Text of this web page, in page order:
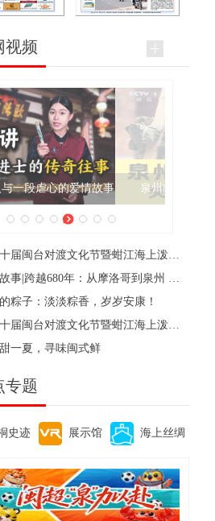
视频
肉粽亮相央视《新闻联播》
粽子：淡淡粽香，岁岁安康！
一夏，寻味闽式鲜
专题
史迹 展示馆 海上丝绸